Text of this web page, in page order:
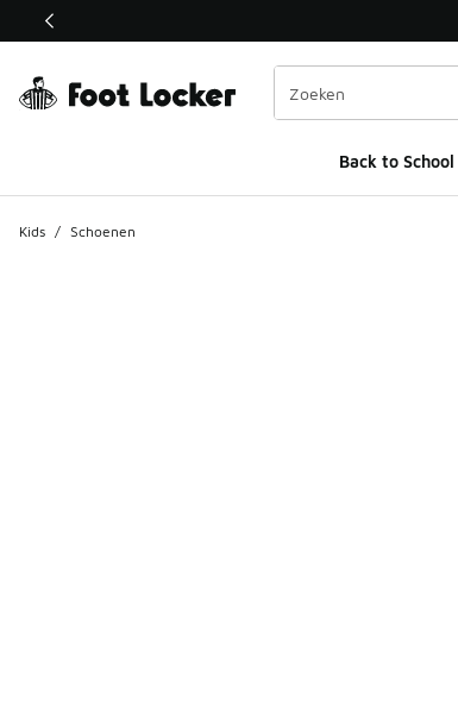
Deze link wordt geopend in een nieuw venster
Back to School
Kids / Schoenen